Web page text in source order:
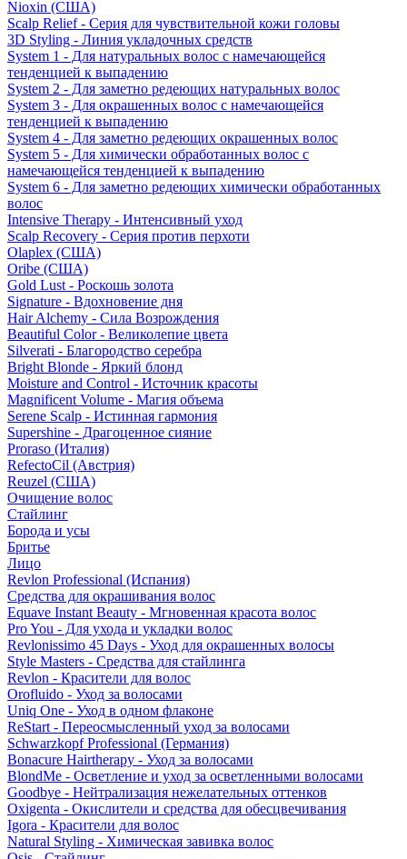
Nioxin (США)
Scalp Relief - Серия для чувствительной кожи головы
3D Styling - Линия укладочных средств
System 1 - Для натуральных волос с намечающейся
тенденцией к выпадению
System 2 - Для заметно редеющих натуральных волос
System 3 - Для окрашенных волос с намечающейся
тенденцией к выпадению
System 4 - Для заметно редеющих окрашенных волос
System 5 - Для химически обработанных волос с
намечающейся тенденцией к выпадению
System 6 - Для заметно редеющих химически обработанных
волос
Intensive Therapy - Интенсивный уход
Scalp Recovery - Серия против перхоти
Olaplex (США)
Oribe (США)
Gold Lust - Роскошь золота
Signature - Вдохновение дня
Hair Alchemy - Сила Возрождения
Beautiful Color - Великолепие цвета
Silverati - Благородство серебра
Bright Blonde - Яркий блонд
Moisture and Control - Источник красоты
Magnificent Volume - Магия объема
Serene Scalp - Истинная гармония
Supershine - Драгоценное сияние
Proraso (Италия)
RefectoCil (Австрия)
Reuzel (США)
Очищение волос
Стайлинг
Борода и усы
Бритье
Лицо
Revlon Professional (Испания)
Средства для окрашивания волос
Equave Instant Beauty - Мгновенная красота волос
Pro You - Для ухода и укладки волос
Revlonissimo 45 Days - Уход для окрашенных волосы
Style Masters - Средства для стайлинга
Revlon - Красители для волос
Orofluido - Уход за волосами
Uniq One - Уход в одном флаконе
ReStart - Переосмысленный уход за волосами
Schwarzkopf Professional (Германия)
Bonacure Hairtherapy - Уход за волосами
BlondMe - Осветление и уход за осветленными волосами
Goodbye - Нейтрализация нежелательных оттенков
Oxigenta - Окислители и средства для обесцвечивания
Igora - Красители для волос
Natural Styling - Химическая завивка волос